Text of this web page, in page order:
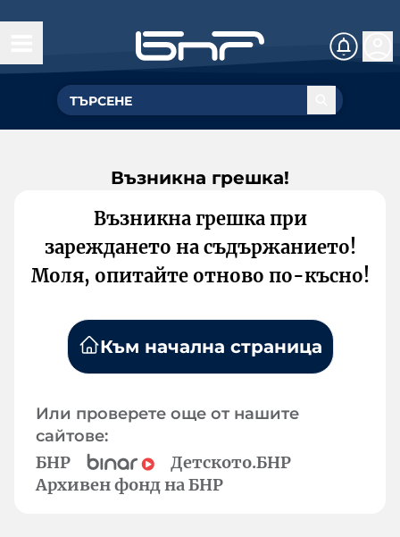
Възникна грешка!
Възникна грешка при
зареждането на съдържанието!
Моля, опитайте отново по-късно!
Към начална страница
Или проверете още от нашите
сайтове:
БНР
Детското.БНР
Архивен фонд на БНР